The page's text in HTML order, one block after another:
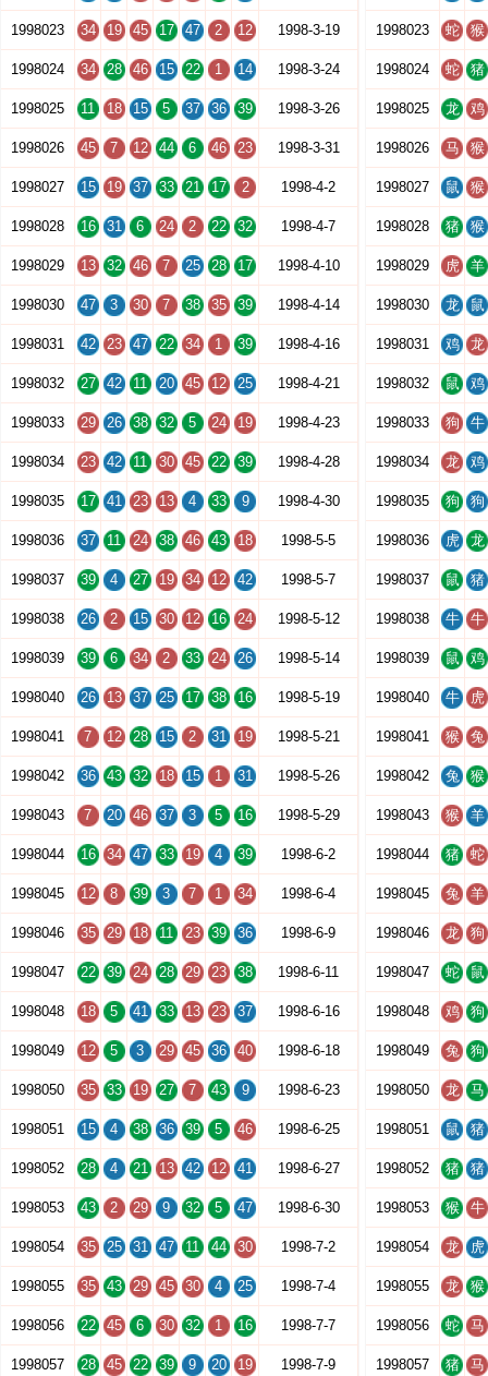
1998023 34 19 45 17 47 2 12 1998-3-19
1998024 34 28 46 15 22 1 14 1998-3-24
1998025 11 18 15 5 37 36 39 1998-3-26
1998026 45 7 12 44 6 46 23 1998-3-31
1998027 15 19 37 33 21 17 2 1998-4-2
1998028 16 31 6 24 2 22 32 1998-4-7
1998029 13 32 46 7 25 28 17 1998-4-10
1998030 47 3 30 7 38 35 39 1998-4-14
1998031 42 23 47 22 34 1 39 1998-4-16
1998032 27 42 11 20 45 12 25 1998-4-21
1998033 29 26 38 32 5 24 19 1998-4-23
1998034 23 42 11 30 45 22 39 1998-4-28
1998035 17 41 23 13 4 33 9 1998-4-30
1998036 37 11 24 38 46 43 18 1998-5-5
1998037 39 4 27 19 34 12 42 1998-5-7
1998038 26 2 15 30 12 16 24 1998-5-12
1998039 39 6 34 2 33 24 26 1998-5-14
1998040 26 13 37 25 17 38 16 1998-5-19
1998041 7 12 28 15 2 31 19 1998-5-21
1998042 36 43 32 18 15 1 31 1998-5-26
1998043 7 20 46 37 3 5 16 1998-5-29
1998044 16 34 47 33 19 4 39 1998-6-2
1998045 12 8 39 3 7 1 34 1998-6-4
1998046 35 29 18 11 23 39 36 1998-6-9
1998047 22 39 24 28 29 23 38 1998-6-11
1998048 18 5 41 33 13 23 37 1998-6-16
1998049 12 5 3 29 45 36 40 1998-6-18
1998050 35 33 19 27 7 43 9 1998-6-23
1998051 15 4 38 36 39 5 46 1998-6-25
1998052 28 4 21 13 42 12 41 1998-6-27
1998053 43 2 29 9 32 5 47 1998-6-30
1998054 35 25 31 47 11 44 30 1998-7-2
1998055 35 43 29 45 30 4 25 1998-7-4
1998056 22 45 6 30 32 1 16 1998-7-7
1998057 28 45 22 39 9 20 19 1998-7-9
1998023 蛇 猴
1998024 蛇 猪
1998025 龙 鸡
1998026 马 猴
1998027 鼠 猴
1998028 猪 猴
1998029 虎 羊
1998030 龙 鼠
1998031 鸡 龙
1998032 鼠 鸡
1998033 狗 牛
1998034 龙 鸡
1998035 狗 狗
1998036 虎 龙
1998037 鼠 猪
1998038 牛 牛
1998039 鼠 鸡
1998040 牛 虎
1998041 猴 兔
1998042 兔 猴
1998043 猴 羊
1998044 猪 蛇
1998045 兔 羊
1998046 龙 狗
1998047 蛇 鼠
1998048 鸡 狗
1998049 兔 狗
1998050 龙 马
1998051 鼠 猪
1998052 猪 猪
1998053 猴 牛
1998054 龙 虎
1998055 龙 猴
1998056 蛇 马
1998057 猪 马